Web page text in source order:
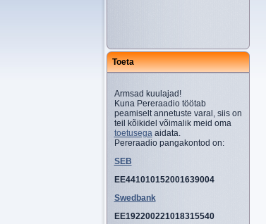
Toeta
Armsad kuulajad!
Kuna Pereraadio töötab
peamiselt annetuste varal, siis on
teil kõikidel võimalik meid oma
toetusegaaidata.
Pereraadio pangakontod on:
SEB
EE441010152001639004
Swedbank
EE192200221018315540